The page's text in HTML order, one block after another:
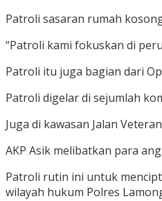
Patroli sasaran rumah
“Patroli kami fokuskan di
Patroli itu juga bagian dari
Patroli digelar di sejumlah
Juga di kawasan Jalan
AKP Asik melibatkan para
Patroli rutin ini untuk
wilayah hukum Polres